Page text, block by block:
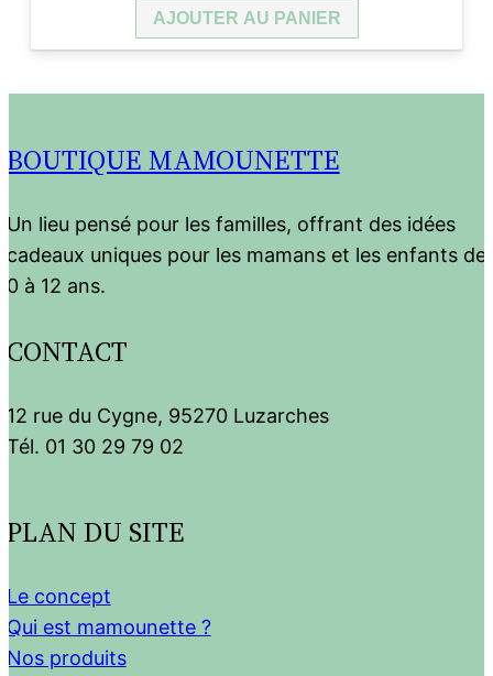
AJOUTER AU PANIER
BOUTIQUE MAMOUNETTE
Un lieu pensé pour les familles, offrant des idées
cadeaux uniques pour les mamans et les enfants de
0 à 12 ans.
CONTACT
12 rue du Cygne, 95270 Luzarches
Tél. 01 30 29 79 02
PLAN DU SITE
Le concept
Qui est mamounette ?
Nos produits